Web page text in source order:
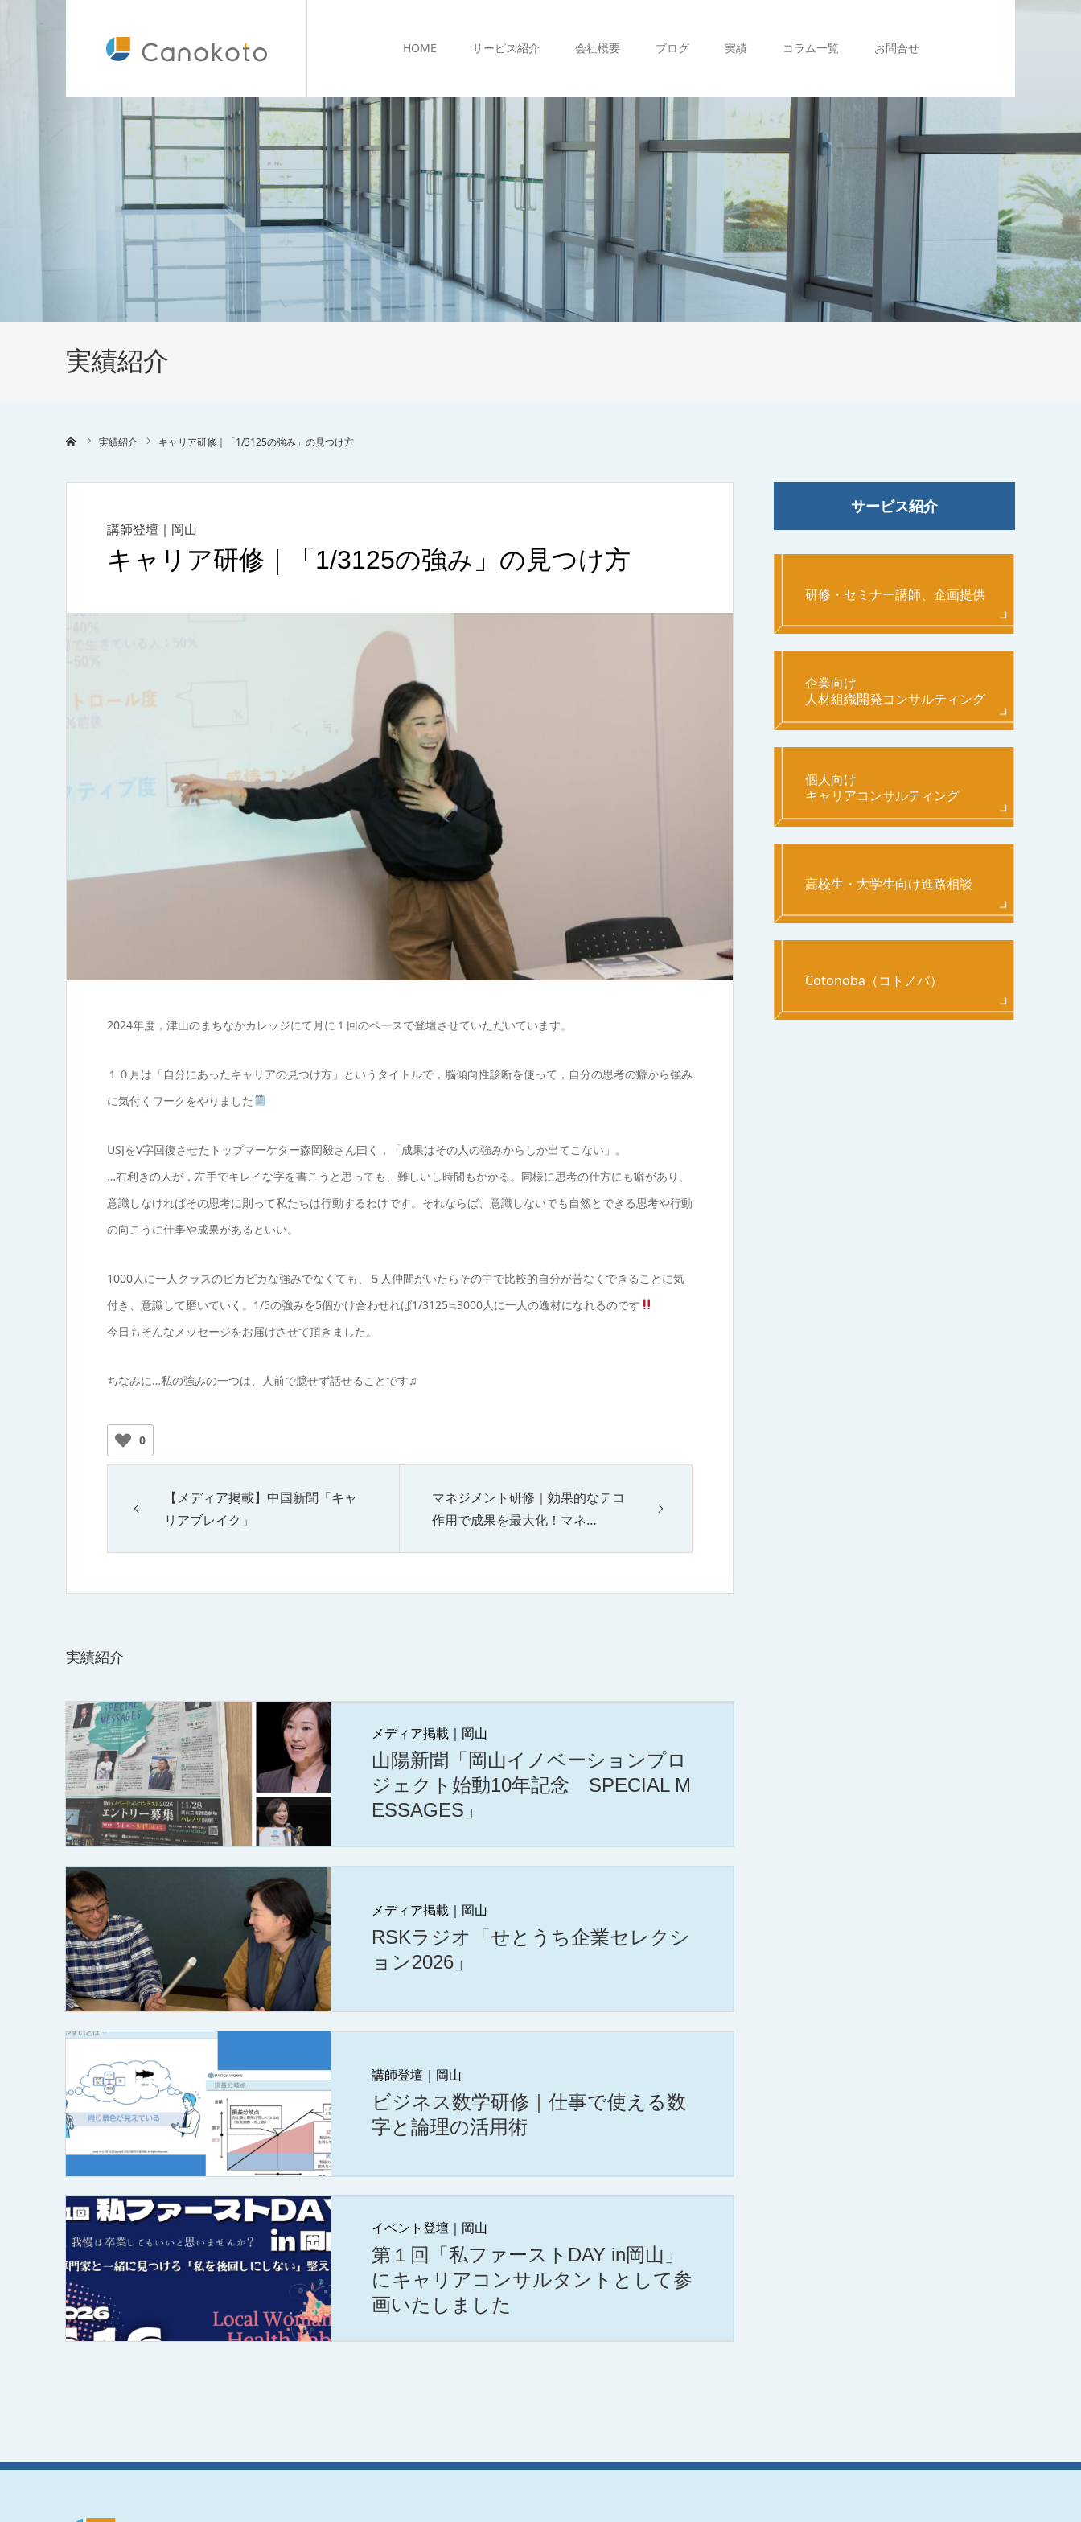
HOME サービス紹介 会社概要 ブログ 実績 コラム一覧 お問合せ
実績紹介
実績紹介 キャリア研修｜「1/3125の強み」の見つけ方
講師登壇｜岡山
キャリア研修｜「1/3125の強み」の見つけ方
2024年度，津山のまちなかカレッジにて月に１回のペースで登壇させていただいています。
１０月は「自分にあったキャリアの見つけ方」というタイトルで，脳傾向性診断を使って，自分の思考の癖から強み
に気付くワークをやりました
USJをV字回復させたトップマーケター森岡毅さん曰く，「成果はその人の強みからしか出てこない」。
…右利きの人が，左手でキレイな字を書こうと思っても、難しいし時間もかかる。同様に思考の仕方にも癖があり、
意識しなければその思考に則って私たちは行動するわけです。それならば、意識しないでも自然とできる思考や行動
の向こうに仕事や成果があるといい。
1000人に一人クラスのピカピカな強みでなくても、５人仲間がいたらその中で比較的自分が苦なくできることに気
付き、意識して磨いていく。1/5の強みを5個かけ合わせれば1/3125≒3000人に一人の逸材になれるのです
今日もそんなメッセージをお届けさせて頂きました。
ちなみに…私の強みの一つは、人前で臆せず話せることです♫
0
【メディア掲載】中国新聞「キャ
リアブレイク」
マネジメント研修｜効果的なテコ
作用で成果を最大化！マネ…
実績紹介
メディア掲載｜岡山
山陽新聞「岡山イノベーションプロ
ジェクト始動10年記念 SPECIAL M
ESSAGES」
メディア掲載｜岡山
RSKラジオ「せとうち企業セレクシ
ョン2026」
講師登壇｜岡山
ビジネス数学研修｜仕事で使える数
字と論理の活用術
イベント登壇｜岡山
第１回「私ファーストDAY in岡山」
にキャリアコンサルタントとして参
画いたしました
サービス紹介
研修・セミナー講師、企画提供
企業向け
人材組織開発コンサルティング
個人向け
キャリアコンサルティング
高校生・大学生向け進路相談
Cotonoba（コトノバ）